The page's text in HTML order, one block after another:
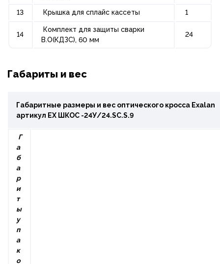
13 Крышка для сплайс кассеты 1
14
Комплект для защиты сварки
В.О(КДЗС), 60 мм
24
Габариты и вес
Габаритные размеры и вес оптического кросса Exalan
артикул ЕХ ШКОС -24У/24.SC.S.9
Г
а
б
а
р
и
т
ы
у
п
а
к
о